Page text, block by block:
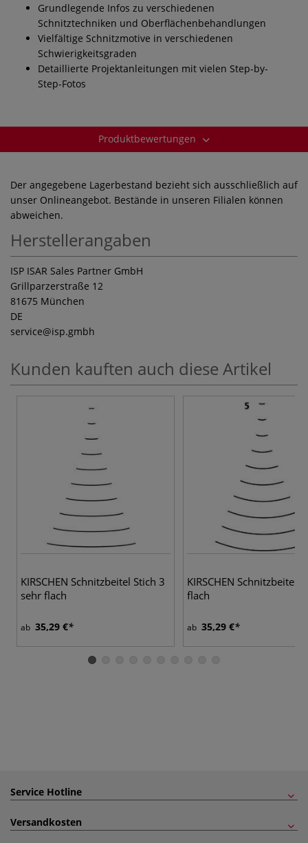
Grundlegende Infos zu verschiedenen
Schnitztechniken und Oberflächenbehandlungen
Vielfältige Schnitzmotive in verschiedenen
Schwierigkeitsgraden
Detaillierte Projektanleitungen mit vielen Step-by-
Step-Fotos
Produktbewertungen
Der angegebene Lagerbestand bezieht sich ausschließlich auf
unser Onlineangebot. Bestände in unseren Filialen können
abweichen.
Herstellerangaben
ISP ISAR Sales Partner GmbH
Grillparzerstraße 12
81675 München
DE
service@isp.gmbh
Kunden kauften auch diese Artikel
KIRSCHEN Schnitzbeitel Stich 3
sehr flach
ab 35,29 €
KIRSCHEN Schnitzbeitel
flach
ab 35,29 €
Service Hotline
Versandkosten